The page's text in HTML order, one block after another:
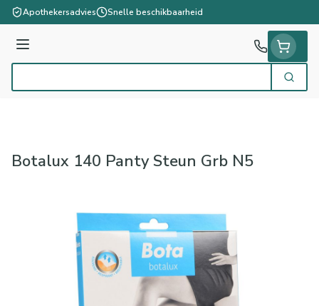
Ga naar de inhoud
Apothekersadvies Snelle beschikbaarheid
Menu
Zoek
Botalux 140 Panty Steun Grb N5